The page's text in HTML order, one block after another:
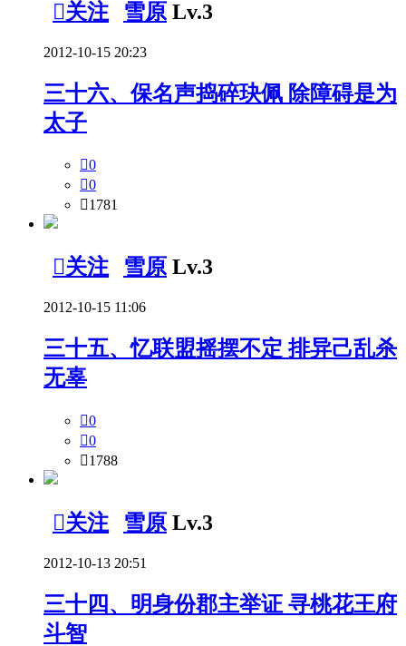
关注 雪原 Lv.3
2012-10-15 20:23
三十六、保名声捣碎玦佩 除障碍是为
太子
0
0
1781
关注 雪原 Lv.3
2012-10-15 11:06
三十五、忆联盟摇摆不定 排异己乱杀
无辜
0
0
1788
关注 雪原 Lv.3
2012-10-13 20:51
三十四、明身份郡主举证 寻桃花王府
斗智